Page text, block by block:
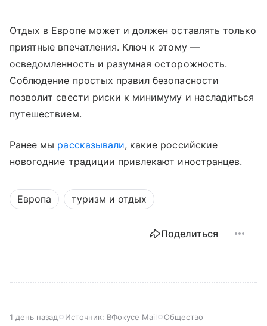
Отдых в Европе может и должен оставлять только
приятные впечатления. Ключ к этому —
осведомленность и разумная осторожность.
Соблюдение простых правил безопасности
позволит свести риски к минимуму и насладиться
путешествием.
Ранее мы рассказывали, какие российские
новогодние традиции привлекают иностранцев.
Европа туризм и отдых
Поделиться
1 день назад Источник: ВФокусе Mail Общество